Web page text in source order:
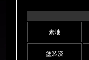
素地
塗装済